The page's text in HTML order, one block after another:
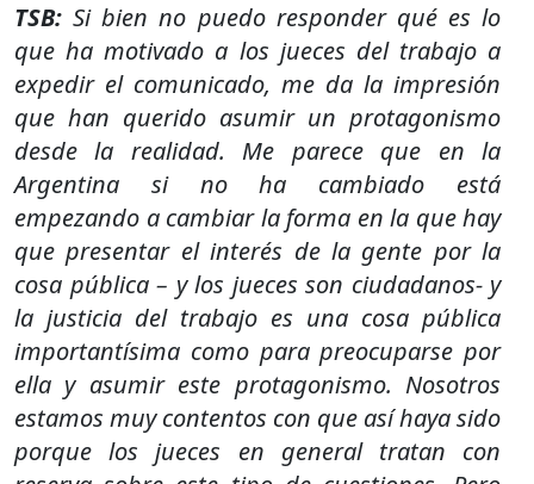
TSB: Si bien no puedo responder qué es lo
que ha motivado a los jueces del trabajo a
expedir el comunicado, me da la impresión
que han querido asumir un protagonismo
desde la realidad. Me parece que en la
Argentina si no ha cambiado está
empezando a cambiar la forma en la que hay
que presentar el interés de la gente por la
cosa pública – y los jueces son ciudadanos- y
la justicia del trabajo es una cosa pública
importantísima como para preocuparse por
ella y asumir este protagonismo. Nosotros
estamos muy contentos con que así haya sido
porque los jueces en general tratan con